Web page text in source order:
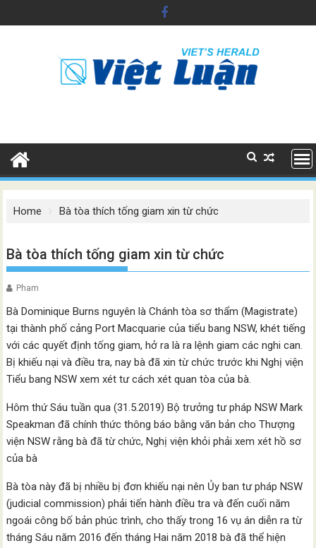
to
Home Bà tòa thích tống giam xin từ chức
Bà tòa thích tống giam xin từ chức
Pham
Bà Dominique Burns nguyên là Chánh tòa sơ thẩm (Magistrate)
tại thành phố cảng Port Macquarie của tiểu bang NSW, khét tiếng
với các quyết định tống giam, hở ra là ra lệnh giam các nghi can.
Bị khiếu nại và điều tra, nay bà đã xin từ chức trước khi Nghị viện
Tiểu bang NSW xem xét tư cách xét quan tòa của bà.
Hôm thứ Sáu tuần qua (31.5.2019) Bộ trưởng tư pháp NSW Mark
Speakman đã chính thức thông báo bằng văn bản cho Thượng
viện NSW rằng bà đã từ chức, Nghị viện khỏi phải xem xét hồ sơ
của bà
Bà tòa này đã bị nhiều bị đơn khiếu nại nên Ủy ban tư pháp NSW
(judicial commission) phải tiến hành điều tra và đến cuối năm
ngoái công bố bản phúc trình, cho thấy trong 16 vụ án diễn ra từ
tháng Sáu năm 2016 đến tháng Hai năm 2018 bà đã thể hiện